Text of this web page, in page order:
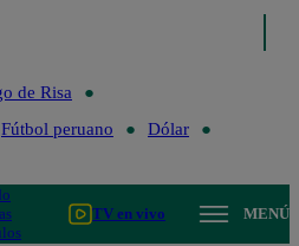
de Risa
Fútbol peruano
Dólar
TV en vivo MENÚ